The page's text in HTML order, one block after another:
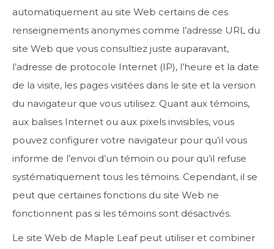
automatiquement au site Web certains de ces
renseignements anonymes comme l’adresse URL du
site Web que vous consultiez juste auparavant,
l’adresse de protocole Internet (IP), l’heure et la date
de la visite, les pages visitées dans le site et la version
du navigateur que vous utilisez. Quant aux témoins,
aux balises Internet ou aux pixels invisibles, vous
pouvez configurer votre navigateur pour qu’il vous
informe de l’envoi d’un témoin ou pour qu’il refuse
systématiquement tous les témoins. Cependant, il se
peut que certaines fonctions du site Web ne
fonctionnent pas si les témoins sont désactivés.
Le site Web de Maple Leaf peut utiliser et combiner